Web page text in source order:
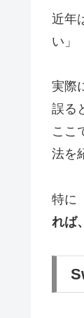
近年
い」
実際
誤る
ここ
法を
特に
れば